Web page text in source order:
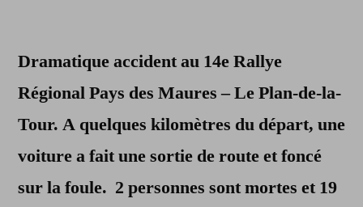
morts
19
blessés
lors
rallye
Dramatique accident au 14e Rallye
Régional Pays des Maures – Le Plan-de-la-
Tour. A quelques kilomètres du départ, une
voiture a fait une sortie de route et foncé
sur la foule. 2 personnes sont mortes et 19